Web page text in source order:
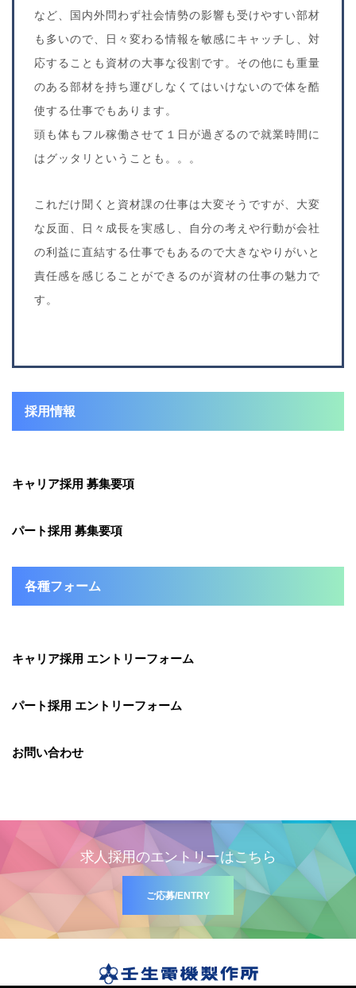
など、国内外問わず社会情勢の影響も受けやすい部材
も多いので、日々変わる情報を敏感にキャッチし、対
応することも資材の大事な役割です。その他にも重量
のある部材を持ち運びしなくてはいけないので体を酷
使する仕事でもあります。
頭も体もフル稼働させて１日が過ぎるので就業時間に
はグッタリということも。。。
これだけ聞くと資材課の仕事は大変そうですが、大変
な反面、日々成長を実感し、自分の考えや行動が会社
の利益に直結する仕事でもあるので大きなやりがいと
責任感を感じることができるのが資材の仕事の魅力で
す。
採用情報
キャリア採用 募集要項
パート採用 募集要項
各種フォーム
キャリア採用 エントリーフォーム
パート採用 エントリーフォーム
お問い合わせ
求人採用のエントリーはこちら
ご応募/ENTRY